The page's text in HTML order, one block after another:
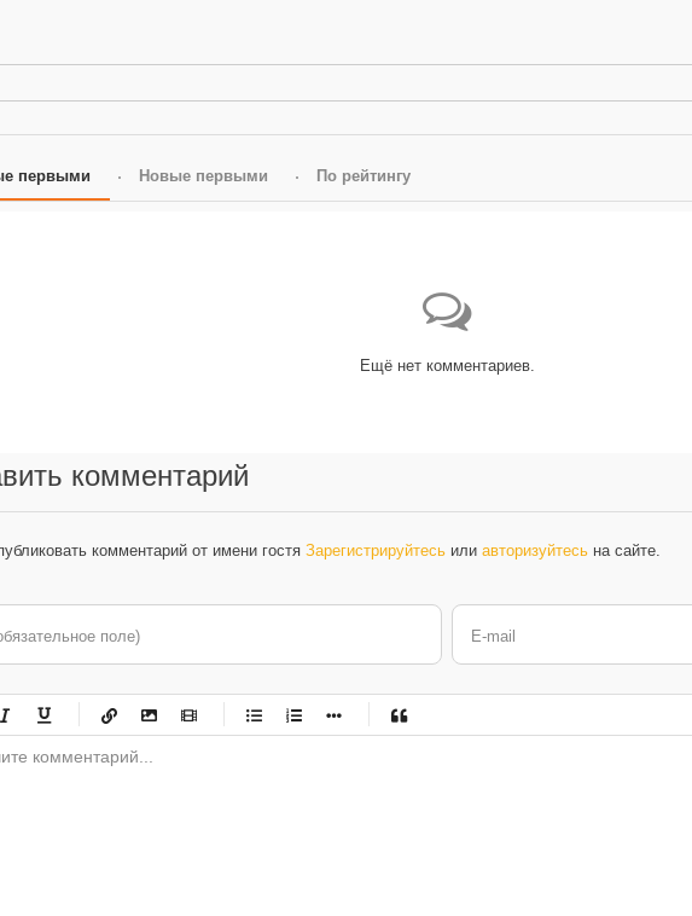
первыми Новые первыми По рейтингу
Ещё нет комментариев.
комментарий
комментарий от имени гостя Зарегистрируйтесьили авторизуйтесьна сайте.
поле) E-mail